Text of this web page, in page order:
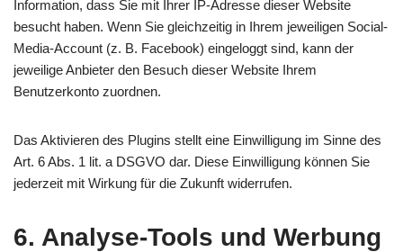
Information, dass Sie mit Ihrer IP-Adresse dieser Website
besucht haben. Wenn Sie gleichzeitig in Ihrem jeweiligen Social-
Media-Account (z. B. Facebook) eingeloggt sind, kann der
jeweilige Anbieter den Besuch dieser Website Ihrem
Benutzerkonto zuordnen.
Das Aktivieren des Plugins stellt eine Einwilligung im Sinne des
Art. 6 Abs. 1 lit. a DSGVO dar. Diese Einwilligung können Sie
jederzeit mit Wirkung für die Zukunft widerrufen.
6. Analyse-Tools und Werbung